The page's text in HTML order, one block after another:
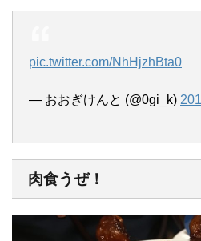
pic.twitter.com/NhHjzhBta0
— おおぎけんと (@0gi_k)
肉食うぜ！